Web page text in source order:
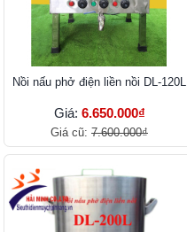
Nồi nấu phở điện liền nồi DL-120L
Giá: 6.650.000₫
Giá cũ: 7.600.000₫